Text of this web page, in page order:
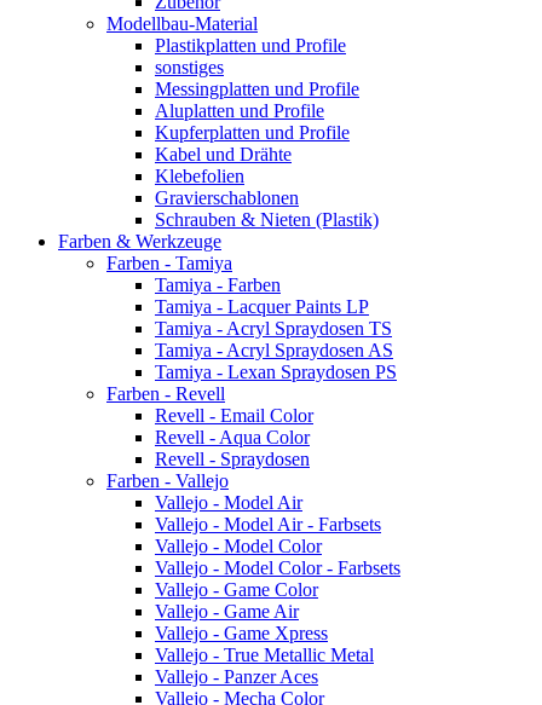
Modellbau-Material
Plastikplatten und Profile
sonstiges
Messingplatten und Profile
Aluplatten und Profile
Kupferplatten und Profile
Kabel und Drähte
Klebefolien
Gravierschablonen
Schrauben & Nieten (Plastik)
Farben & Werkzeuge
Farben - Tamiya
Tamiya - Farben
Tamiya - Lacquer Paints LP
Tamiya - Acryl Spraydosen TS
Tamiya - Acryl Spraydosen AS
Tamiya - Lexan Spraydosen PS
Farben - Revell
Revell - Email Color
Revell - Aqua Color
Revell - Spraydosen
Farben - Vallejo
Vallejo - Model Air
Vallejo - Model Air - Farbsets
Vallejo - Model Color
Vallejo - Model Color - Farbsets
Vallejo - Game Color
Vallejo - Game Air
Vallejo - Game Xpress
Vallejo - True Metallic Metal
Vallejo - Panzer Aces
Vallejo - Mecha Color